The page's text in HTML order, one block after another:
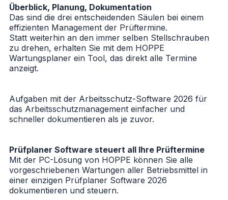
Überblick, Planung, Dokumentation
Das sind die drei entscheidenden Säulen bei einem
effizienten Management der Prüftermine.
Statt weiterhin an den immer selben Stellschrauben
zu drehen, erhalten Sie mit dem HOPPE
Wartungsplaner ein Tool, das direkt alle Termine
anzeigt.
Aufgaben mit der Arbeitsschutz-Software 2026 für
das Arbeitsschutzmanagement einfacher und
schneller dokumentieren als je zuvor.
Prüfplaner Software steuert all Ihre Prüftermine
Mit der PC-Lösung von HOPPE können Sie alle
vorgeschriebenen Wartungen aller Betriebsmittel in
einer einzigen Prüfplaner Software 2026
dokumentieren und steuern.